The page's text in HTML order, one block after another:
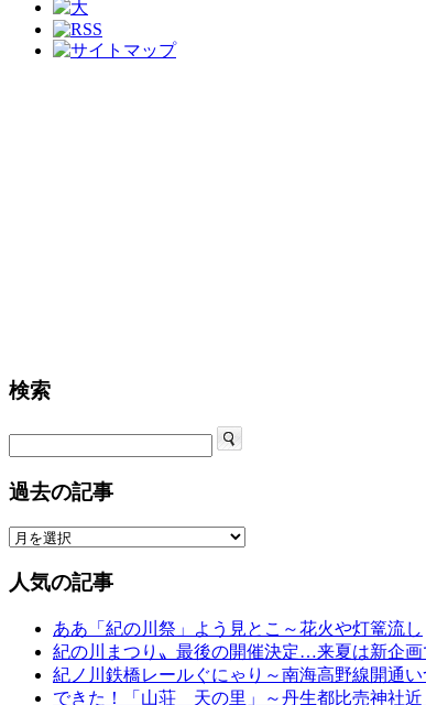
検索
過去の記事
人気の記事
ああ「紀の川祭」よう見とこ～花火や灯篭流し
紀の川まつり〟最後の開催決定…来夏は新企画
紀ノ川鉄橋レールぐにゃり～南海高野線開通い
できた！「山荘 天の里」～丹生都比売神社近